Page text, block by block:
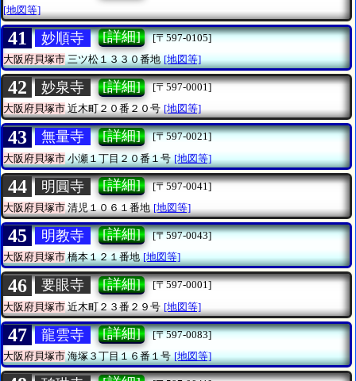
[地図等]
41 妙順寺 [詳細]
[〒597-0105]
大阪府貝塚市三ツ松１３３０番地 [地図等]
42 妙泉寺 [詳細]
[〒597-0001]
大阪府貝塚市近木町２０番２０号 [地図等]
43 無量寺 [詳細]
[〒597-0021]
大阪府貝塚市小瀬１丁目２０番１号 [地図等]
44 明圓寺 [詳細]
[〒597-0041]
大阪府貝塚市清児１０６１番地 [地図等]
45 明教寺 [詳細]
[〒597-0043]
大阪府貝塚市橋本１２１番地 [地図等]
46 要眼寺 [詳細]
[〒597-0001]
大阪府貝塚市 近木町２３番２９号 [地図等]
47 龍雲寺 [詳細]
[〒597-0083]
大阪府貝塚市海塚３丁目１６番１号 [地図等]